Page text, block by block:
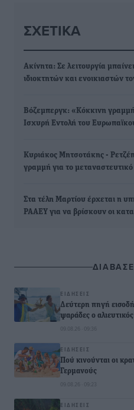
ΣΧΕΤΙΚΆ
Ακίνητα: Σε λειτουργία
ιδιοκτητών και ενοικιαστών
Βόζεμπεργκ: «Κόκκινη
Ισχυρή Εντολή του
Κυριάκος Μητσοτάκης -
γραμμή για το μεταναστευτικό
Στα τέλη Μαρτίου έρχεται η
ΡΑΑΕΥ για να βρίσκουν οι
ΕΙΔΉΣΕΙΣ
Δεύτερη πηγή
ψαράδες ο
09.08.26 · 09:36
ΕΙΔΉΣΕΙΣ
Πού κινούνται οι
Γερμανούς
09.08.26 · 09:23
ΕΙΔΉΣΕΙΣ